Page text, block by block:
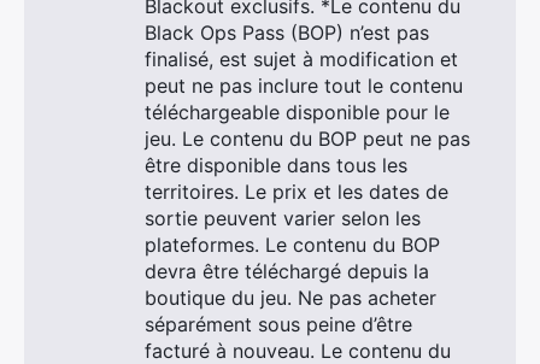
Blackout exclusifs. *Le contenu du
Black Ops Pass (BOP) n’est pas
finalisé, est sujet à modification et
peut ne pas inclure tout le contenu
téléchargeable disponible pour le
jeu. Le contenu du BOP peut ne pas
être disponible dans tous les
territoires. Le prix et les dates de
sortie peuvent varier selon les
plateformes. Le contenu du BOP
devra être téléchargé depuis la
boutique du jeu. Ne pas acheter
séparément sous peine d’être
facturé à nouveau. Le contenu du
Rechercher